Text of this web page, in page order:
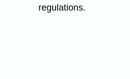
regulations.